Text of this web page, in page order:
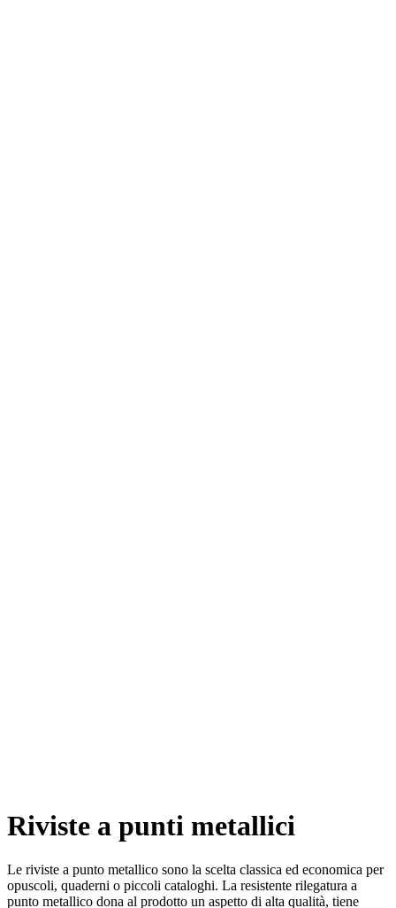
Riviste a punti metallici
Le riviste a punto metallico sono la scelta classica ed economica per
opuscoli, quaderni o piccoli cataloghi. La resistente rilegatura a
punto metallico dona al prodotto un aspetto di alta qualità, tiene